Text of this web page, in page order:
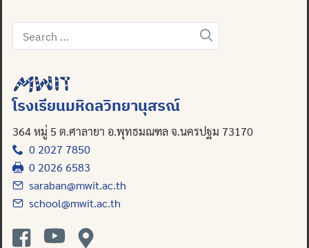
Search
for:
โรงเรียนมหิดลวิทยานุสรณ์
364 หมู่ 5 ต.ศาลายา อ.พุทธมณฑล จ.นครปฐม 73170
0 2027 7850
0 2026 6583
saraban@mwit.ac.th
school@mwit.ac.th